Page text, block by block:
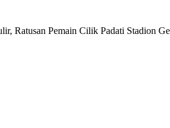
Ratusan Pemain Cilik Padati Stadion